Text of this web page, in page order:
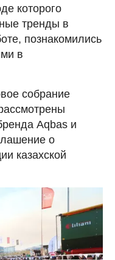
которого
тренды в
познакомились
в
собрание
Aqbas и
о
казахской